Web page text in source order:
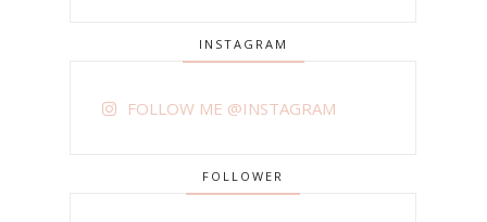
INSTAGRAM
FOLLOW ME @INSTAGRAM
FOLLOWER